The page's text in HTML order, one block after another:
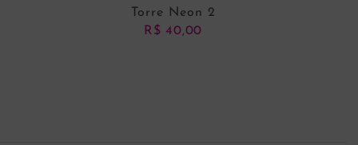
Torre Neon 2
R$ 40,00